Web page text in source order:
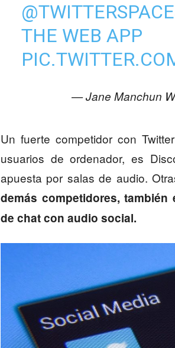
THE WEB APP
— Jane Manchun
Un fuerte competidor con
usuarios de ordenador, es
apuesta por salas de audio.
demás competidores,
de chat con audio social.